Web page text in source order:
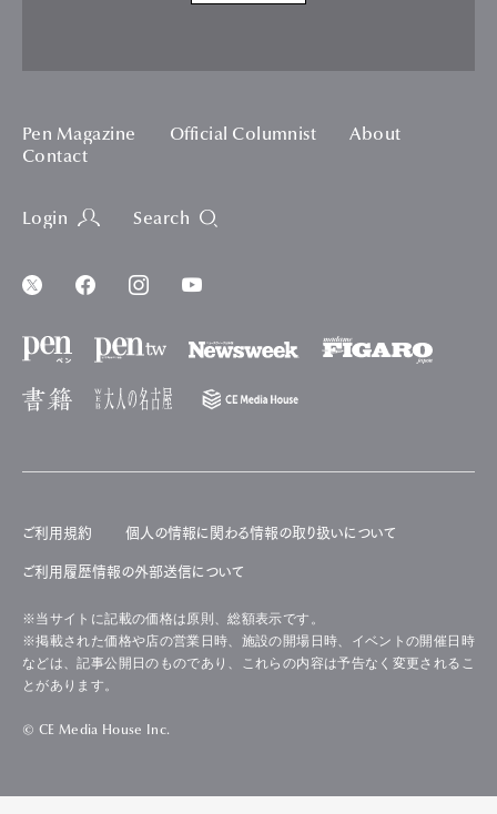
Pen Magazine Official Columnist
About
Contact
Login Search
ご利用規約 個人の情報に関わる情報の取り扱いについて
ご利用履歴情報の外部送信について
※当サイトに記載の価格は原則、総額表示です。
※掲載された価格や店の営業日時、施設の開場日時、イベントの開催日時
などは、記事公開日のものであり、これらの内容は予告なく変更されるこ
とがあります。
© CE Media House Inc.